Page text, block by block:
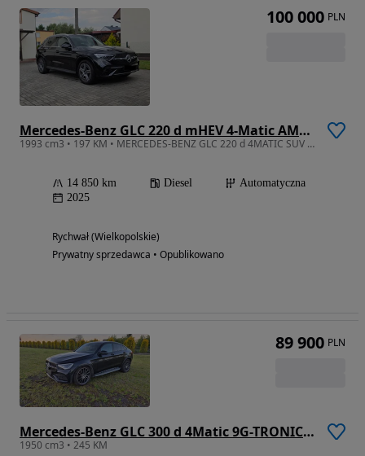
Mercedes-Benz GLC 220 d mHEV 4-Matic AMG Line
1993 cm3 • 197 KM • MERCEDES-BENZ GLC 220 d 4MATIC SUV - Cesja leasingu
14 850 km Diesel
Automatyczna
2025
Rychwał (Wielkopolskie)
Prywatny sprzedawca • Opublikowano
100 000 PLN
Mercedes-Benz GLC 300 d 4Matic 9G-TRONIC AMG Line
1950 cm3 • 245 KM
89 900 PLN